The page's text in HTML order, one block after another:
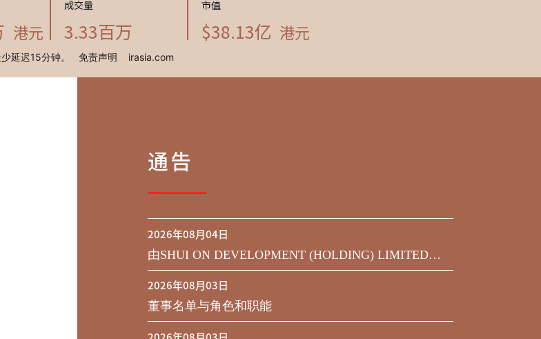
通告
2026年08月04日
由SHUI ON DEVELOPMENT (HOLDING) LIMITED发
行于二零二九年到期之450,000,000美元9.75%优先票据
2026年08月03日
董事名单与角色和职能